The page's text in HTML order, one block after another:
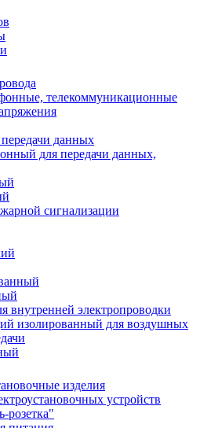
телекоммуникационные
данных
для передачи данных,
сигнализации
внутренней электропроводки
изолированный для воздушных
изделия
устройств
розетка"